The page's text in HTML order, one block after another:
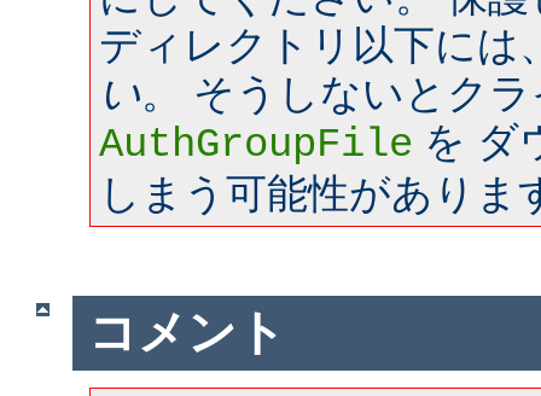
ディレクトリ以下には
い。 そうしないとク
AuthGroupFile を ダ
しまう可能性がありま
コメント